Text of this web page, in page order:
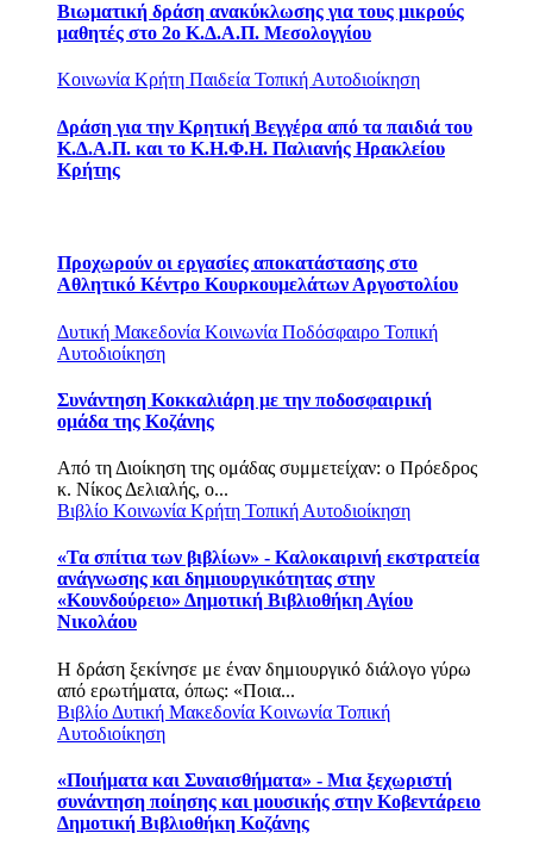
Βιωματική δράση ανακύκλωσης για τους μικρούς
μαθητές στο 2ο Κ.Δ.Α.Π. Μεσολογγίου
Κοινωνία Κρήτη Παιδεία Τοπική Αυτοδιοίκηση
Δράση για την Κρητική Βεγγέρα από τα παιδιά του
Κ.Δ.Α.Π. και το Κ.Η.Φ.Η. Παλιανής Ηρακλείου
Κρήτης
Προχωρούν οι εργασίες αποκατάστασης στο
Αθλητικό Κέντρο Κουρκουμελάτων Αργοστολίου
Δυτική Μακεδονία Κοινωνία Ποδόσφαιρο Τοπική
Αυτοδιοίκηση
Συνάντηση Κοκκαλιάρη με την ποδοσφαιρική
ομάδα της Κοζάνης
Από τη Διοίκηση της ομάδας συμμετείχαν: o Πρόεδρος
κ. Νίκος Δελιαλής, ο...
Βιβλίο Κοινωνία Κρήτη Τοπική Αυτοδιοίκηση
«Τα σπίτια των βιβλίων» - Καλοκαιρινή εκστρατεία
ανάγνωσης και δημιουργικότητας στην
«Κουνδούρειο» Δημοτική Βιβλιοθήκη Αγίου
Νικολάου
Η δράση ξεκίνησε με έναν δημιουργικό διάλογο γύρω
από ερωτήματα, όπως: «Ποια...
Βιβλίο Δυτική Μακεδονία Κοινωνία Τοπική
Αυτοδιοίκηση
«Ποιήματα και Συναισθήματα» - Μια ξεχωριστή
συνάντηση ποίησης και μουσικής στην Κοβεντάρειο
Δημοτική Βιβλιοθήκη Κοζάνης